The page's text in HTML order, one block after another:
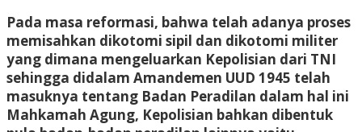
Pada masa reformasi, bahwa telah adanya proses
memisahkan dikotomi sipil dan dikotomi militer
yang dimana mengeluarkan Kepolisian dari TNI
sehingga didalam Amandemen UUD 1945 telah
masuknya tentang Badan Peradilan dalam hal ini
Mahkamah Agung, Kepolisian bahkan dibentuk